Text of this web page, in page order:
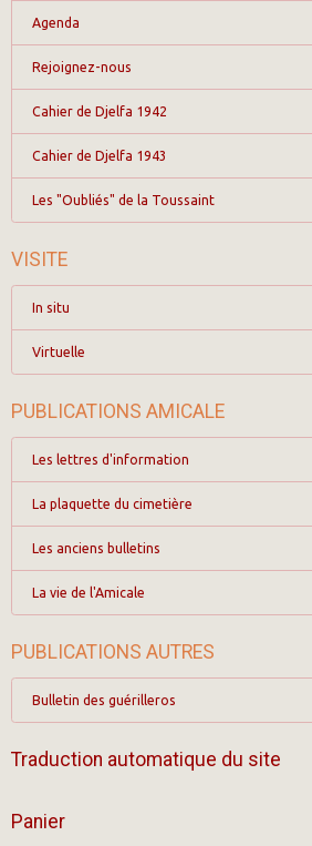
Agenda
Rejoignez-nous
Cahier de Djelfa 1942
Cahier de Djelfa 1943
Les "Oubliés" de la Toussaint
VISITE
In situ
Virtuelle
PUBLICATIONS AMICALE
Les lettres d'information
La plaquette du cimetière
Les anciens bulletins
La vie de l'Amicale
PUBLICATIONS AUTRES
Bulletin des guérilleros
Traduction automatique du site
Panier